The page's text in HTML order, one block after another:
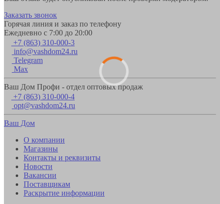
Заказать звонок
Горячая линия и заказ по телефону
Ежедневно с 7:00 до 20:00
+7 (863) 310-000-3
info@vashdom24.ru
Telegram
Max
Ваш Дом Профи - отдел оптовых продаж
+7 (863) 310-000-4
opt@vashdom24.ru
Ваш Дом
О компании
Магазины
Контакты и реквизиты
Новости
Вакансии
Поставщикам
Раскрытие информации